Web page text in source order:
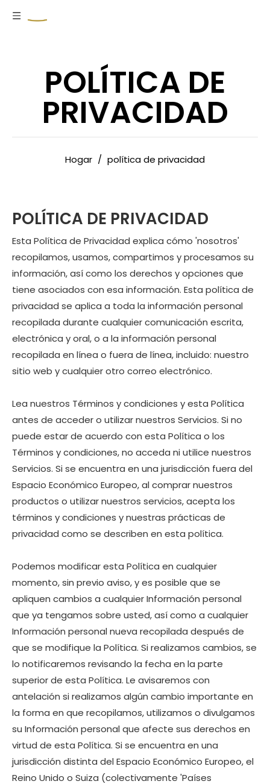
POLÍTICA DE
PRIVACIDAD
Hogar / política de privacidad
POLÍTICA DE PRIVACIDAD
Esta Política de Privacidad explica cómo 'nosotros'
recopilamos, usamos, compartimos y procesamos su
información, así como los derechos y opciones que
tiene asociados con esa información. Esta política de
privacidad se aplica a toda la información personal
recopilada durante cualquier comunicación escrita,
electrónica y oral, o a la información personal
recopilada en línea o fuera de línea, incluido: nuestro
sitio web y cualquier otro correo electrónico.
Lea nuestros Términos y condiciones y esta Política
antes de acceder o utilizar nuestros Servicios. Si no
puede estar de acuerdo con esta Política o los
Términos y condiciones, no acceda ni utilice nuestros
Servicios. Si se encuentra en una jurisdicción fuera del
Espacio Económico Europeo, al comprar nuestros
productos o utilizar nuestros servicios, acepta los
términos y condiciones y nuestras prácticas de
privacidad como se describen en esta política.
Podemos modificar esta Política en cualquier
momento, sin previo aviso, y es posible que se
apliquen cambios a cualquier Información personal
que ya tengamos sobre usted, así como a cualquier
Información personal nueva recopilada después de
que se modifique la Política. Si realizamos cambios, se
lo notificaremos revisando la fecha en la parte
superior de esta Política. Le avisaremos con
antelación si realizamos algún cambio importante en
la forma en que recopilamos, utilizamos o divulgamos
su Información personal que afecte sus derechos en
virtud de esta Política. Si se encuentra en una
jurisdicción distinta del Espacio Económico Europeo, el
Reino Unido o Suiza (colectivamente 'Países